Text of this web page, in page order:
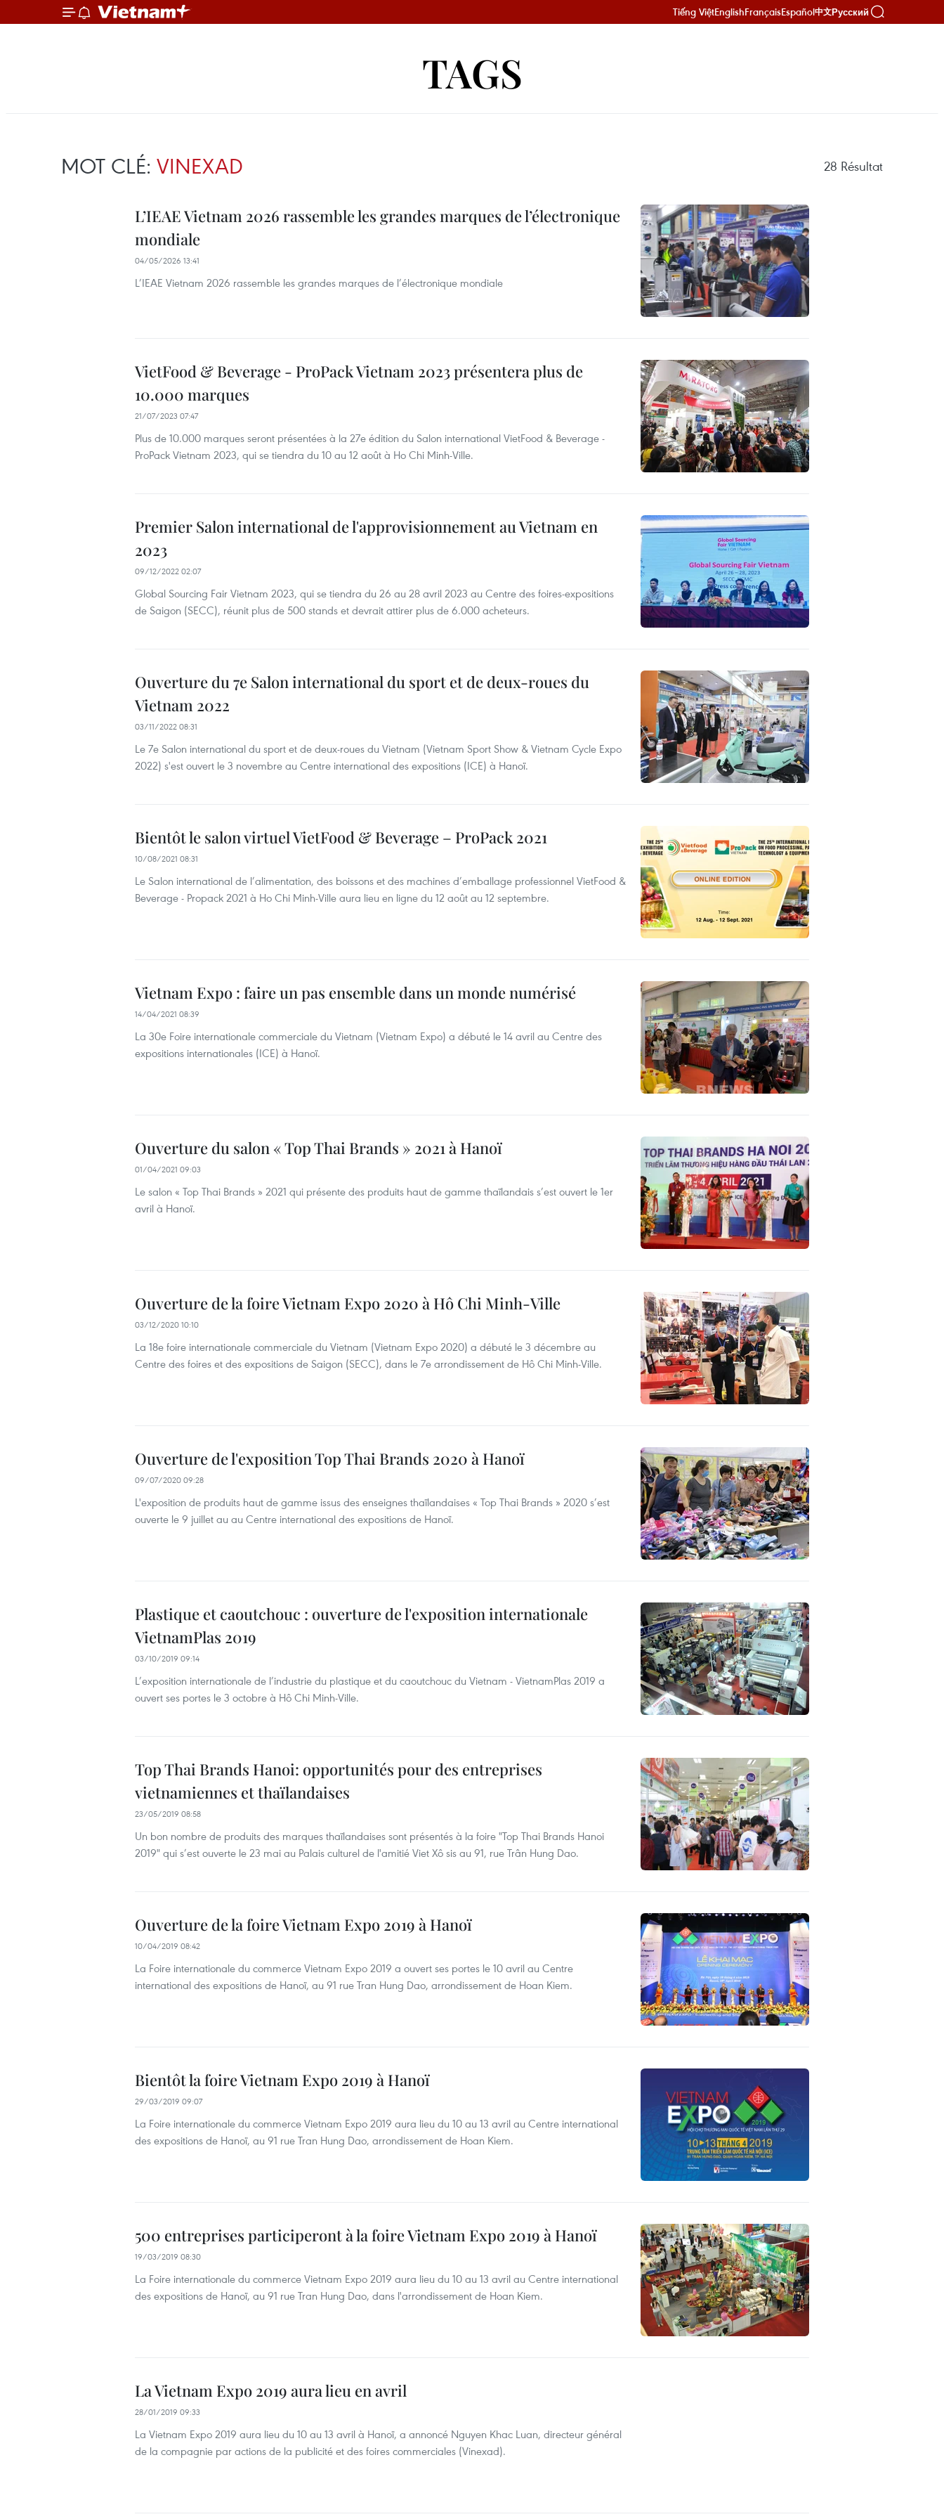
Tiếng ViệtEnglishFrançaisEspañol中文Русский
TAGS
MOT CLÉ: VINEXAD 28 Résultat
L’IEAE Vietnam 2026 rassemble les grandes marques de l’électronique
mondiale
04/05/2026 13:41
L’IEAE Vietnam 2026 rassemble les grandes marques de l’électronique mondiale
VietFood & Beverage - ProPack Vietnam 2023 présentera plus de
10.000 marques
21/07/2023 07:47
Plus de 10.000 marques seront présentées à la 27e édition du Salon international VietFood & Beverage -
ProPack Vietnam 2023, qui se tiendra du 10 au 12 août à Ho Chi Minh-Ville.
Premier Salon international de l'approvisionnement au Vietnam en
2023
09/12/2022 02:07
Global Sourcing Fair Vietnam 2023, qui se tiendra du 26 au 28 avril 2023 au Centre des foires-expositions
de Saigon (SECC), réunit plus de 500 stands et devrait attirer plus de 6.000 acheteurs.
Ouverture du 7e Salon international du sport et de deux-roues du
Vietnam 2022
03/11/2022 08:31
Le 7e Salon international du sport et de deux-roues du Vietnam (Vietnam Sport Show & Vietnam Cycle Expo
2022) s'est ouvert le 3 novembre au Centre international des expositions (ICE) à Hanoï.
Bientôt le salon virtuel VietFood & Beverage – ProPack 2021
10/08/2021 08:31
Le Salon international de l’alimentation, des boissons et des machines d’emballage professionnel VietFood &
Beverage - Propack 2021 à Ho Chi Minh-Ville aura lieu en ligne du 12 août au 12 septembre.
Vietnam Expo : faire un pas ensemble dans un monde numérisé
14/04/2021 08:39
La 30e Foire internationale commerciale du Vietnam (Vietnam Expo) a débuté le 14 avril au Centre des
expositions internationales (ICE) à Hanoï.
Ouverture du salon « Top Thai Brands » 2021 à Hanoï
01/04/2021 09:03
Le salon « Top Thai Brands » 2021 qui présente des produits haut de gamme thaïlandais s’est ouvert le 1er
avril à Hanoï.
Ouverture de la foire Vietnam Expo 2020 à Hô Chi Minh-Ville
03/12/2020 10:10
La 18e foire internationale commerciale du Vietnam (Vietnam Expo 2020) a débuté le 3 décembre au
Centre des foires et des expositions de Saigon (SECC), dans le 7e arrondissement de Hô Chi Minh-Ville.
Ouverture de l'exposition Top Thai Brands 2020 à Hanoï
09/07/2020 09:28
L'exposition de produits haut de gamme issus des enseignes thaïlandaises « Top Thai Brands » 2020 s’est
ouverte le 9 juillet au au Centre international des expositions de Hanoï.
Plastique et caoutchouc : ouverture de l'exposition internationale
VietnamPlas 2019
03/10/2019 09:14
L’exposition internationale de l’industrie du plastique et du caoutchouc du Vietnam - VietnamPlas 2019 a
ouvert ses portes le 3 octobre à Hô Chi Minh-Ville.
Top Thai Brands Hanoi: opportunités pour des entreprises
vietnamiennes et thaïlandaises
23/05/2019 08:58
Un bon nombre de produits des marques thaïlandaises sont présentés à la foire "Top Thai Brands Hanoi
2019" qui s’est ouverte le 23 mai au Palais culturel de l'amitié Viet Xô sis au 91, rue Trân Hung Dao.
Ouverture de la foire Vietnam Expo 2019 à Hanoï
10/04/2019 08:42
La Foire internationale du commerce Vietnam Expo 2019 a ouvert ses portes le 10 avril au Centre
international des expositions de Hanoï, au 91 rue Tran Hung Dao, arrondissement de Hoan Kiem.
Bientôt la foire Vietnam Expo 2019 à Hanoï
29/03/2019 09:07
La Foire internationale du commerce Vietnam Expo 2019 aura lieu du 10 au 13 avril au Centre international
des expositions de Hanoï, au 91 rue Tran Hung Dao, arrondissement de Hoan Kiem.
500 entreprises participeront à la foire Vietnam Expo 2019 à Hanoï
19/03/2019 08:30
La Foire internationale du commerce Vietnam Expo 2019 aura lieu du 10 au 13 avril au Centre international
des expositions de Hanoï, au 91 rue Tran Hung Dao, dans l'arrondissement de Hoan Kiem.
La Vietnam Expo 2019 aura lieu en avril
28/01/2019 09:33
La Vietnam Expo 2019 aura lieu du 10 au 13 avril à Hanoï, a annoncé Nguyen Khac Luan, directeur général
de la compagnie par actions de la publicité et des foires commerciales (Vinexad).